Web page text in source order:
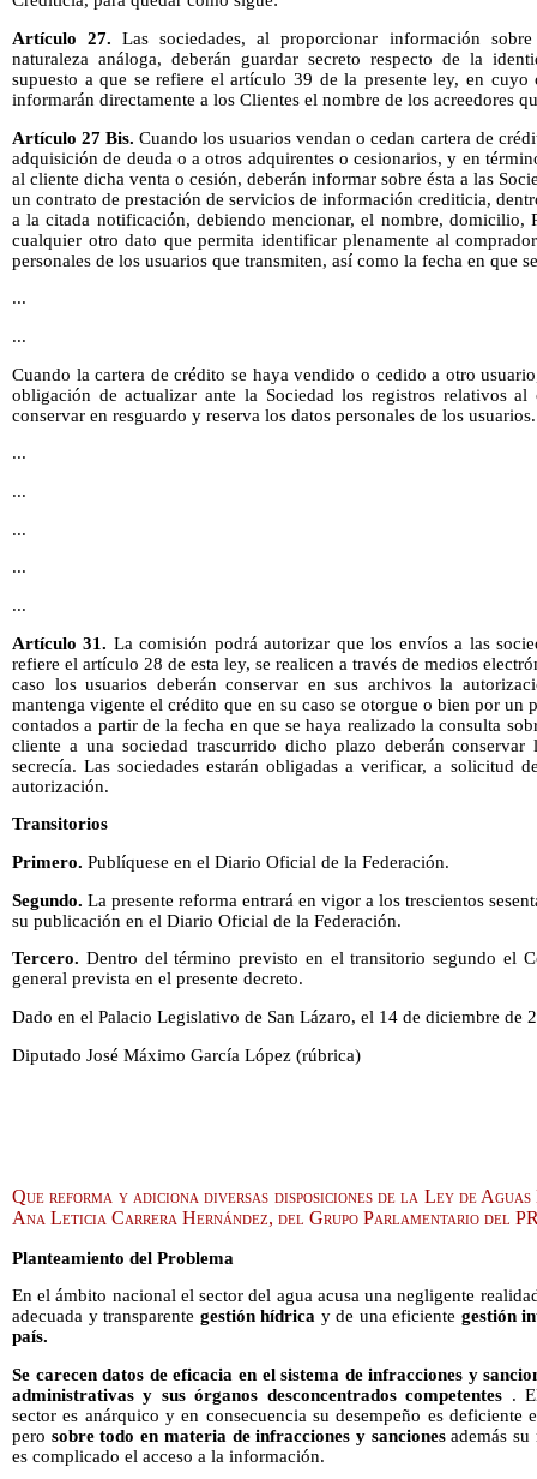
Artículo 27.Las sociedades, al proporcionar información
naturaleza análoga, deberán guardar secreto respecto de la
supuesto a que se refiere el artículo 39 de la presente ley, en cuyo
informarán directamente a los Clientes el nombre de los acreedores
Artículo 27 Bis.Cuando los usuarios vendan o cedan cartera de
adquisición de deuda o a otros adquirentes o cesionarios, y en
al cliente dicha venta o cesión, deberán informar sobre ésta a las
un contrato de prestación de servicios de información crediticia,
a la citada notificación, debiendo mencionar, el nombre, domicilio,
cualquier otro dato que permita identificar plenamente al
personales de los usuarios que transmiten, así como la fecha en que
...
...
Cuando la cartera de crédito se haya vendido o cedido a otro
obligación de actualizar ante la Sociedad los registros relativos
conservar en resguardo y reserva los datos personales de los usuarios.
...
...
...
...
...
Artículo 31. La comisión podrá autorizar que los envíos a las
refiere el artículo 28 de esta ley, se realicen a través de medios
caso los usuarios deberán conservar en sus archivos la
mantenga vigente el crédito que en su caso se otorgue o bien por un
contados a partir de la fecha en que se haya realizado la consulta
cliente a una sociedad trascurrido dicho plazo deberán conservar
secrecía. Las sociedades estarán obligadas a verificar, a solicitud
autorización.
Transitorios
Primero. Publíquese en el Diario Oficial de la Federación.
Segundo. La presente reforma entrará en vigor a los trescientos
su publicación en el Diario Oficial de la Federación.
Tercero. Dentro del término previsto en el transitorio segundo el
general prevista en el presente decreto.
Dado en el Palacio Legislativo de San Lázaro, el 14 de diciembre de
Diputado José Máximo García López (rúbrica)
Que reforma y adiciona diversas disposiciones de la Ley de
Ana Leticia Carrera Hernández, del Grupo Parlamentario del
Planteamiento del Problema
En el ámbito nacional el sector del agua acusa una negligente
adecuada y transparente gestión hídrica y de una eficiente gestión
país.
Se carecen datos de eficacia en el sistema de infracciones y
administrativas y sus órganos desconcentrados competentes .
sector es anárquico y en consecuencia su desempeño es
pero sobre todo en materia de infracciones y sancionesademás su
es complicado el acceso a la información.